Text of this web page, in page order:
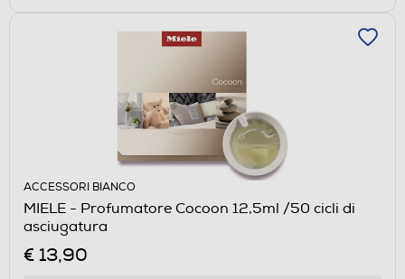
ACCESSORI BIANCO
MIELE - Profumatore Cocoon 12,5ml /50 cicli di
asciugatura
€ 13,90